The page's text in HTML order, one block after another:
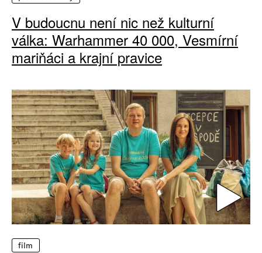
V budoucnu není nic než kulturní
válka: Warhammer 40 000, Vesmírní
mariňáci a krajní pravice
film